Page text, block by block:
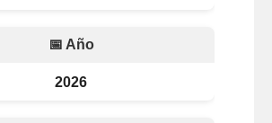
📅 Año
2026